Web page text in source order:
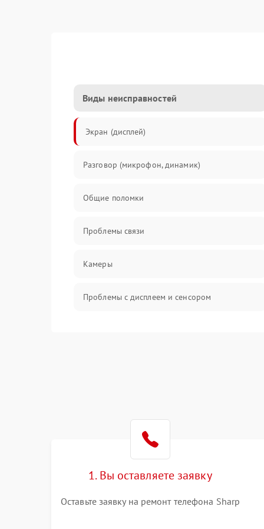
Виды неисправностей
Экран (дисплей)
Разговор (микрофон, динамик)
Общие поломки
Проблемы связи
Камеры
Проблемы с дисплеем и сенсором
1. Вы оставляете заявку
Оставьте заявку на ремонт телефона Sharp